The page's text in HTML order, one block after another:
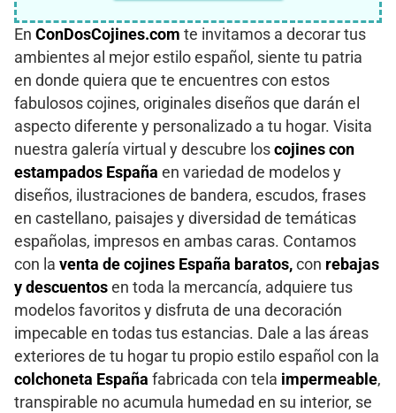
En ConDosCojines.com te invitamos a decorar tus
ambientes al mejor estilo español, siente tu patria
en donde quiera que te encuentres con estos
fabulosos cojines, originales diseños que darán el
aspecto diferente y personalizado a tu hogar. Visita
nuestra galería virtual y descubre los cojines con
estampados España en variedad de modelos y
diseños, ilustraciones de bandera, escudos, frases
en castellano, paisajes y diversidad de temáticas
españolas, impresos en ambas caras. Contamos
con la venta de cojines España baratos, con rebajas
y descuentos en toda la mercancía, adquiere tus
modelos favoritos y disfruta de una decoración
impecable en todas tus estancias. Dale a las áreas
exteriores de tu hogar tu propio estilo español con la
colchoneta España fabricada con tela impermeable,
transpirable no acumula humedad en su interior, se